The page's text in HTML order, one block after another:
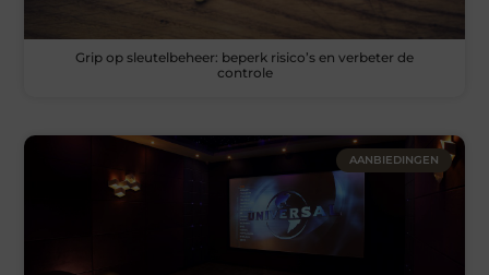
Grip op sleutelbeheer: beperk risico’s en verbeter de
controle
AANBIEDINGEN